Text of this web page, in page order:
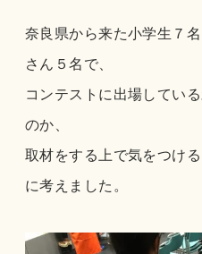
奈良県から来た小学生７
さん５名で、
コンテストに出場してい
のか、
取材をする上で気をつけ
に考えました。